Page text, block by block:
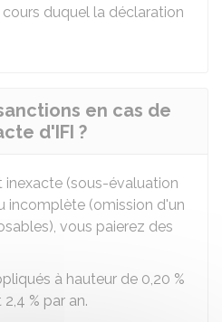
duquel la déclaration
en cas de
d'IFI ?
(sous-évaluation
incomplète (omission d'un
vous paierez des
à hauteur de 0,20 %
2,4 % par an.